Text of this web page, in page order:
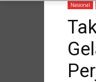
Nasional